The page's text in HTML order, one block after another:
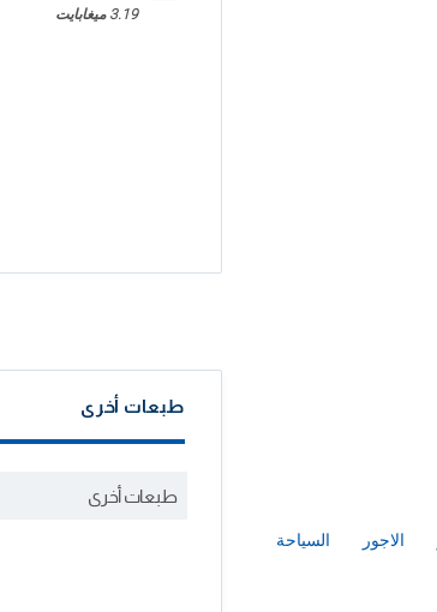
الاجور
السياحة
3.19 ميغابايت
طبعات أخرى
طبعات أخرى